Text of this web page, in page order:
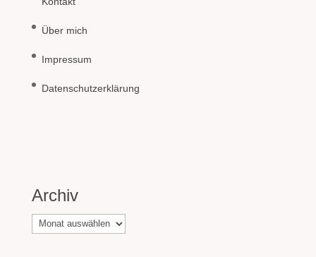
Über mich
Impressum
Datenschutzerklärung
Archiv
Archiv